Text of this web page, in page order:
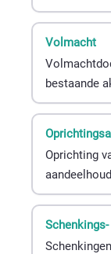
Volmacht
bestaande
Oprichting